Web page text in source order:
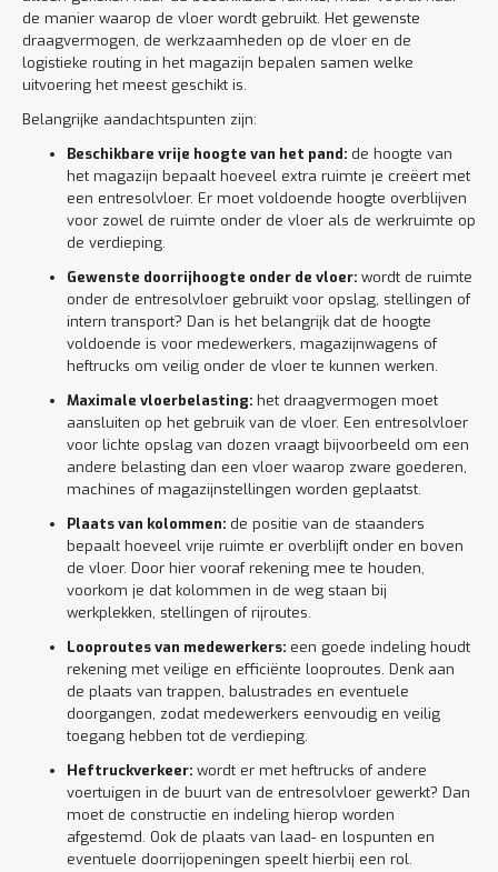
de manier waarop de vloer wordt gebruikt. Het gewenste
draagvermogen, de werkzaamheden op de vloer en de
logistieke routing in het magazijn bepalen samen welke
uitvoering het meest geschikt is.
Belangrijke aandachtspunten zijn:
Beschikbare vrije hoogte van het pand: de hoogte van
het magazijn bepaalt hoeveel extra ruimte je creëert met
een entresolvloer. Er moet voldoende hoogte overblijven
voor zowel de ruimte onder de vloer als de werkruimte op
de verdieping.
Gewenste doorrijhoogte onder de vloer: wordt de ruimte
onder de entresolvloer gebruikt voor opslag, stellingen of
intern transport? Dan is het belangrijk dat de hoogte
voldoende is voor medewerkers, magazijnwagens of
heftrucks om veilig onder de vloer te kunnen werken.
Maximale vloerbelasting: het draagvermogen moet
aansluiten op het gebruik van de vloer. Een entresolvloer
voor lichte opslag van dozen vraagt bijvoorbeeld om een
andere belasting dan een vloer waarop zware goederen,
machines of magazijnstellingen worden geplaatst.
Plaats van kolommen: de positie van de staanders
bepaalt hoeveel vrije ruimte er overblijft onder en boven
de vloer. Door hier vooraf rekening mee te houden,
voorkom je dat kolommen in de weg staan bij
werkplekken, stellingen of rijroutes.
Looproutes van medewerkers: een goede indeling houdt
rekening met veilige en efficiënte looproutes. Denk aan
de plaats van trappen, balustrades en eventuele
doorgangen, zodat medewerkers eenvoudig en veilig
toegang hebben tot de verdieping.
Heftruckverkeer: wordt er met heftrucks of andere
voertuigen in de buurt van de entresolvloer gewerkt? Dan
moet de constructie en indeling hierop worden
afgestemd. Ook de plaats van laad- en lospunten en
eventuele doorrijopeningen speelt hierbij een rol.